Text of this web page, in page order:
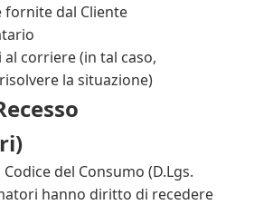
dal Cliente
corriere (in tal caso,
la situazione)
del Consumo (D.Lgs.
hanno diritto di recedere